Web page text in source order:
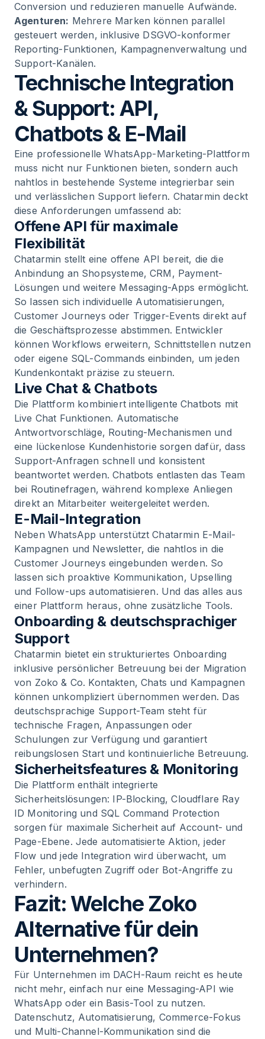
Conversion und reduzieren manuelle Aufwände.
Agenturen: Mehrere Marken können parallel
gesteuert werden, inklusive DSGVO-konformer
Reporting-Funktionen, Kampagnenverwaltung und
Support-Kanälen.
Technische Integration
& Support: API,
Chatbots & E-Mail
Eine professionelle WhatsApp-Marketing-Plattform
muss nicht nur Funktionen bieten, sondern auch
nahtlos in bestehende Systeme integrierbar sein
und verlässlichen Support liefern. Chatarmin deckt
diese Anforderungen umfassend ab:
Offene API für maximale
Flexibilität
Chatarmin stellt eine offene API bereit, die die
Anbindung an Shopsysteme, CRM, Payment-
Lösungen und weitere Messaging-Apps ermöglicht.
So lassen sich individuelle Automatisierungen,
Customer Journeys oder Trigger-Events direkt auf
die Geschäftsprozesse abstimmen. Entwickler
können Workflows erweitern, Schnittstellen nutzen
oder eigene SQL-Commands einbinden, um jeden
Kundenkontakt präzise zu steuern.
Live Chat & Chatbots
Die Plattform kombiniert intelligente Chatbots mit
Live Chat Funktionen. Automatische
Antwortvorschläge, Routing-Mechanismen und
eine lückenlose Kundenhistorie sorgen dafür, dass
Support-Anfragen schnell und konsistent
beantwortet werden. Chatbots entlasten das Team
bei Routinefragen, während komplexe Anliegen
direkt an Mitarbeiter weitergeleitet werden.
E-Mail-Integration
Neben WhatsApp unterstützt Chatarmin E-Mail-
Kampagnen und Newsletter, die nahtlos in die
Customer Journeys eingebunden werden. So
lassen sich proaktive Kommunikation, Upselling
und Follow-ups automatisieren. Und das alles aus
einer Plattform heraus, ohne zusätzliche Tools.
Onboarding & deutschsprachiger
Support
Chatarmin bietet ein strukturiertes Onboarding
inklusive persönlicher Betreuung bei der Migration
von Zoko & Co. Kontakten, Chats und Kampagnen
können unkompliziert übernommen werden. Das
deutschsprachige Support-Team steht für
technische Fragen, Anpassungen oder
Schulungen zur Verfügung und garantiert
reibungslosen Start und kontinuierliche Betreuung.
Sicherheitsfeatures & Monitoring
Die Plattform enthält integrierte
Sicherheitslösungen: IP-Blocking, Cloudflare Ray
ID Monitoring und SQL Command Protection
sorgen für maximale Sicherheit auf Account- und
Page-Ebene. Jede automatisierte Aktion, jeder
Flow und jede Integration wird überwacht, um
Fehler, unbefugten Zugriff oder Bot-Angriffe zu
verhindern.
Fazit: Welche Zoko
Alternative für dein
Unternehmen?
Für Unternehmen im DACH-Raum reicht es heute
nicht mehr, einfach nur eine Messaging-API wie
WhatsApp oder ein Basis-Tool zu nutzen.
Datenschutz, Automatisierung, Commerce-Fokus
und Multi-Channel-Kommunikation sind die